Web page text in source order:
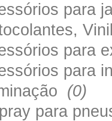
para
para
para
(0)
para